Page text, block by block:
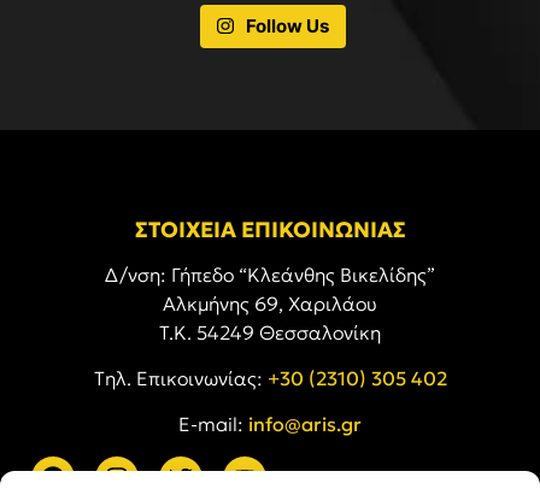
Follow Us
ΣΤΟΙΧΕΙΑ ΕΠΙΚΟΙΝΩΝΙΑΣ
Δ/νση: Γήπεδο “Κλεάνθης Βικελίδης”
Αλκμήνης 69, Χαριλάου
Τ.Κ. 54249 Θεσσαλονίκη
Tηλ. Επικοινωνίας: +30 (2310) 305 402
E-mail: info@aris.gr